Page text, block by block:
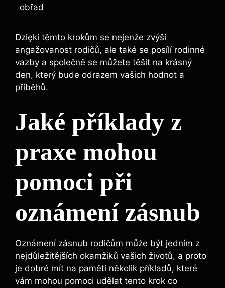
obřad
Dzięki těmto krokům se nejenže zvýší
angažovanost rodičů, ale také se posílí rodinné
vazby a společně se můžete těšit na krásný
den, který bude odrazem vašich hodnot a
příběhů.
Jaké příklady z
praxe mohou
pomoci při
oznámení zásnub
Oznámení zásnub rodičům může být jedním z
nejdůležitějších okamžiků vašich životů, a proto
je dobré mít na paměti několik příkladů, které
vám mohou pomoci udělat tento krok co